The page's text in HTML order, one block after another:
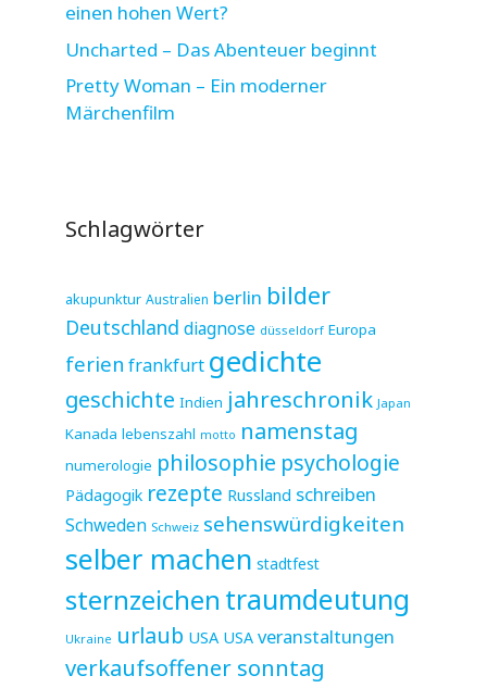
einen hohen Wert?
Uncharted – Das Abenteuer beginnt
Pretty Woman – Ein moderner
Märchenfilm
Schlagwörter
akupunktur Australien berlin bilder
Deutschland diagnose düsseldorf Europa
ferien frankfurt gedichte
geschichte Indien jahreschronik Japan
Kanada lebenszahl motto namenstag
numerologie philosophie psychologie
Pädagogik rezepte Russland schreiben
Schweden Schweiz sehenswürdigkeiten
selber machen stadtfest
sternzeichen traumdeutung
Ukraine urlaub USA USA veranstaltungen
verkaufsoffener sonntag